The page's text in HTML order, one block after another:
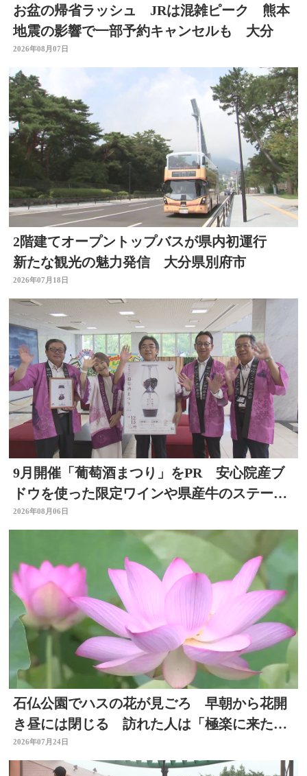
お盆の帰省ラッシュ JRは混雑ピーク 熊本
地震の影響で一部予約キャンセルも 大分
2026年08月07日
2階建てオープントップバスが県内初運行
新たな観光の魅力発信 大分県別府市
2026年07月18日
9月開催「葡萄酒まつり」をPR 安心院産ブ
ドウを使った限定ワインや県産牛のステーキ
など 大分
2026年08月06日
石仏公園でハスの花が見ごろ 早朝から花開
き昼には閉じる 訪れた人は「極楽に来た気
分」大分県臼杵市
2026年07月24日